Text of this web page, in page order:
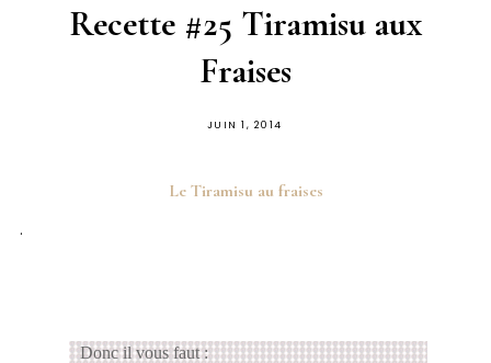
Recette #25 Tiramisu aux
Fraises
PUBLIÉ
JUIN 1, 2014
Le Tiramisu au fraises
.
Donc il vous faut :